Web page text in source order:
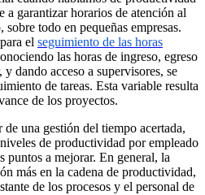
a garantizar horarios de atención al
todo en pequeñas empresas.
el seguimiento de las horas
las horas de ingreso, egreso
dando acceso a supervisores, se
de tareas. Esta variable resulta
de los proyectos.
una gestión del tiempo acertada,
de productividad por empleado
puntos a mejorar. En general, la
más en la cadena de productividad,
de los procesos y el personal de